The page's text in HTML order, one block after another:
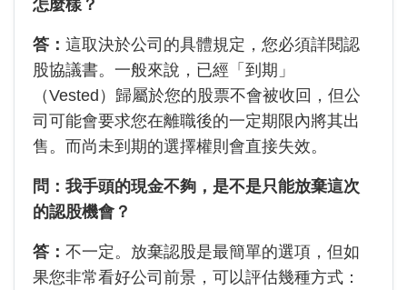
怎麼樣？
答： 這取決於公司的具體規定，您必須詳閱認
股協議書。一般來說，已經「到期」
（Vested）歸屬於您的股票不會被收回，但公
司可能會要求您在離職後的一定期限內將其出
售。而尚未到期的選擇權則會直接失效。
問：我手頭的現金不夠，是不是只能放棄這次
的認股機會？
答： 不一定。放棄認股是最簡單的選項，但如
果您非常看好公司前景，可以評估幾種方式：